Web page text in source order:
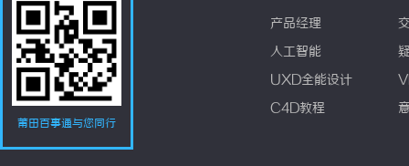
莆田百事通与您同行
产品经理
人工智能
UXD全能设计
C4D教程